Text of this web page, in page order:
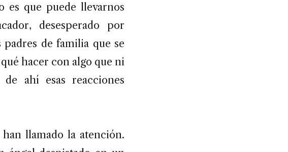
es que puede llevarnos
desesperado por
de familia que se
hacer con algo que ni
ahí esas reacciones
llamado la atención.